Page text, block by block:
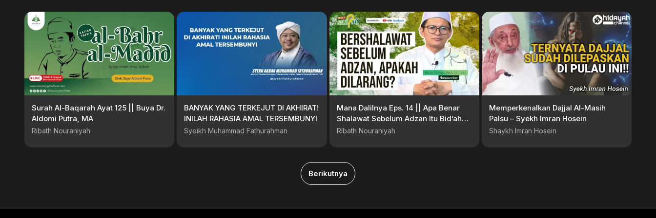
Surah Al-Baqarah Ayat 125 || Buya Dr.
Aldomi Putra, MA
Ribath Nouraniyah
BANYAK YANG TERKEJUT DI AKHIRAT!
INILAH RAHASIA AMAL TERSEMBUNYI
Syeikh Muhammad Fathurahman
Mana Dalilnya Eps. 14 || Apa Benar
Shalawat Sebelum Adzan Itu Bid’ah?
|| Buya Yunal Isra, LC., S.S.I
Ribath Nouraniyah
Memperkenalkan Dajjal Al-Masih
Palsu – Syekh Imran Hosein
Shaykh Imran Hosein
Berikutnya